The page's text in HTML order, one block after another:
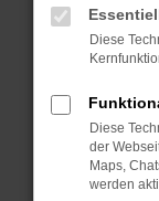
das
oder in
Das kann
Probleme
Stelle
Diese
Diese
der
Maps,
werden